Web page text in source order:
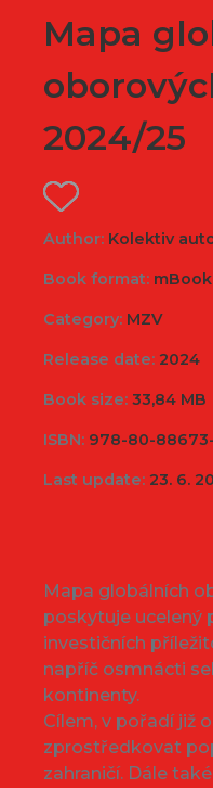
Mapa
2024/25
Author: Kolektiv
Book format: mBook
Category: MZV
Release date: 2024
Book size: 33,84 MB
ISBN: 978-80-
Last update: 23. 6.
Mapa globálních
poskytuje ucelený
investičních
napříč osmnácti
kontinenty.
Cílem, v pořadí již
zprostředkovat
zahraničí. Dále